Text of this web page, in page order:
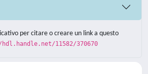
per citare o creare un link a questo
11582/370670